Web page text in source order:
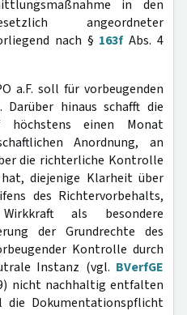
in den
angeordneter
nach § 163f Abs. 4
a.F. soll für vorbeugenden
Darüber hinaus schafft die
höchstens einen Monat
Anordnung, an
die richterliche Kontrolle
diejenige Klarheit über
des Richtervorbehalts,
als besondere
der Grundrechte des
Kontrolle durch
Instanz (vgl. BVerfGE
nicht nachhaltig entfalten
die Dokumentationspflicht